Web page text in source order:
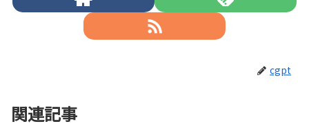
cgpt
関連記事